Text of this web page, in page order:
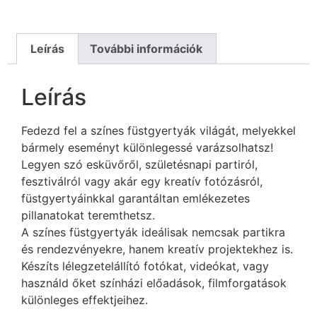
Leírás További információk
Leírás
Fedezd fel a színes füstgyertyák világát, melyekkel
bármely eseményt különlegessé varázsolhatsz!
Legyen szó esküvőről, születésnapi partiról,
fesztiválról vagy akár egy kreatív fotózásról,
füstgyertyáinkkal garantáltan emlékezetes
pillanatokat teremthetsz.
A színes füstgyertyák ideálisak nemcsak partikra
és rendezvényekre, hanem kreatív projektekhez is.
Készíts lélegzetelállító fotókat, videókat, vagy
használd őket színházi előadások, filmforgatások
különleges effektjeihez.